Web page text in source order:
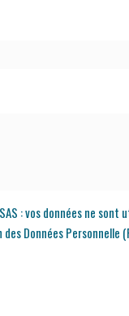
: vos données ne
Données